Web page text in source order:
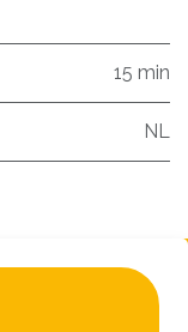
15 min
NL